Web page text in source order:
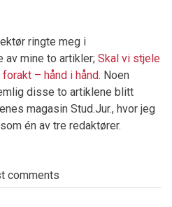
ringte meg i
av mine to artikler; Skal vi stjele
forakt – hånd i hånd. Noen
disse to artiklene blitt
magasin Stud.Jur., hvor jeg
én av tre redaktører.
comments